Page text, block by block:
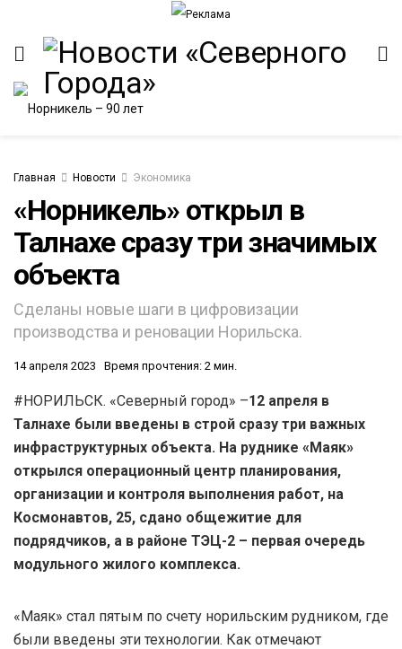
Главная Новости Экономика
«Норникель» открыл в
Талнахе сразу три значимых
объекта
Сделаны новые шаги в цифровизации
производства и реновации Норильска.
14 апреля 2023 Время прочтения: 2 мин.
#НОРИЛЬСК. «Северный город» –12 апреля в
Талнахе были введены в строй сразу три важных
инфраструктурных объекта. На руднике «Маяк»
открылся операционный центр планирования,
организации и контроля выполнения работ, на
Космонавтов, 25, сдано общежитие для
подрядчиков, а в районе ТЭЦ-2 – первая очередь
модульного жилого комплекса.
«Маяк» стал пятым по счету норильским рудником, где
были введены эти технологии. Как отмечают